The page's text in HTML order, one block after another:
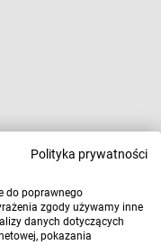
Polityka prywatności
do poprawnego
zgody używamy inne
danych dotyczących
pokazania